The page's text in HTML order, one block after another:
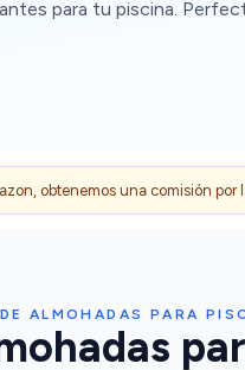
para tu piscina.
obtenemos una comisión
ALMOHADAS PARA